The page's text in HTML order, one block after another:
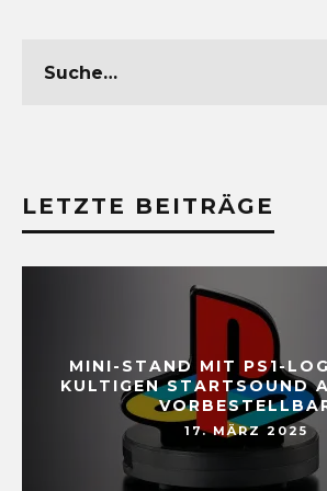
LETZTE BEITRÄGE
MINI-STAND MIT PS1-
KULTIGEN STARTSOUND
17. MÄRZ 2025